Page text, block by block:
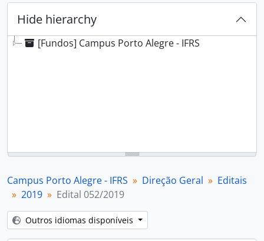
Hide hierarchy
[Fundos] Campus Porto Alegre - IFRS
Campus Porto Alegre - IFRS Direção Geral
Editais
2019
Edital 052/2019
Outros idiomas disponíveis